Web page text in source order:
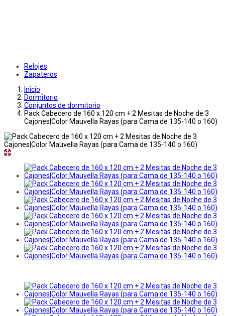
Relojes
Zapateros
Inicio
Dormitorio
Conjuntos de dormitorio
Pack Cabecero de 160 x 120 cm + 2 Mesitas de Noche de 3
Cajones|Color Mauvella Rayas (para Cama de 135-140 o 160)